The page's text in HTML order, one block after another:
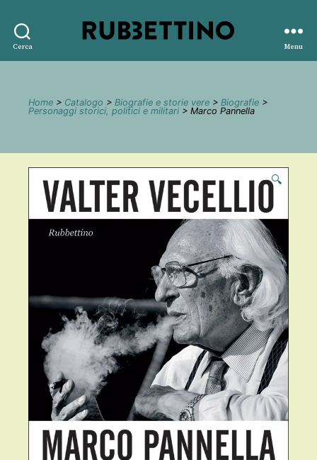
Cerca
editore
Menu
Home > Catalogo > Biografie e storie vere > Biografie >
Personaggi storici, politici e militari > Marco Pannella
🔍